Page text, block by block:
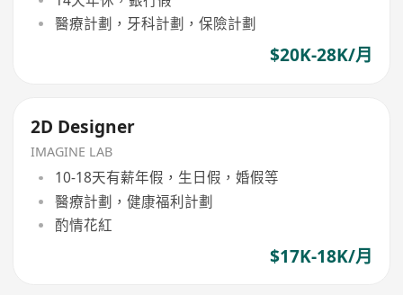
醫療計劃，牙科計劃，保險計劃
$20K-28K/月
2D Designer
IMAGINE LAB
10-18天有薪年假，生日假，婚假等
醫療計劃，健康福利計劃
酌情花紅
$17K-18K/月